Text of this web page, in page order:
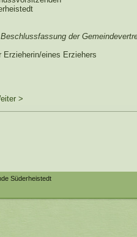
der
eines Erziehers
>
Süderheistedt